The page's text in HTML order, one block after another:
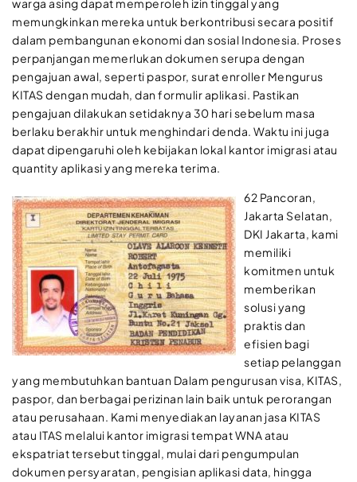
warga asing dapat memperoleh izin tinggal yang
memungkinkan mereka untuk berkontribusi secara positif
dalam pembangunan ekonomi dan sosial Indonesia. Proses
perpanjangan memerlukan dokumen serupa dengan
pengajuan awal, seperti paspor, surat enroller Mengurus
KITAS dengan mudah, dan formulir aplikasi. Pastikan
pengajuan dilakukan setidaknya 30 hari sebelum masa
berlaku berakhir untuk menghindari denda. Waktu ini juga
dapat dipengaruhi oleh kebijakan lokal kantor imigrasi atau
quantity aplikasi yang mereka terima.
62 Pancoran,
Jakarta Selatan,
DKI Jakarta, kami
memiliki
komitmen untuk
memberikan
solusi yang
praktis dan
efisien bagi
setiap pelanggan
yang membutuhkan bantuan Dalam pengurusan visa, KITAS,
paspor, dan berbagai perizinan lain baik untuk perorangan
atau perusahaan. Kami menyediakan layanan jasa KITAS
atau ITAS melalui kantor imigrasi tempat WNA atau
ekspatriat tersebut tinggal, mulai dari pengumpulan
dokumen persyaratan, pengisian aplikasi data, hingga